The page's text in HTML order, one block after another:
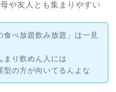
や友人とも集まりやすい
食べ放題飲み放題」は一見
まり飲めん人には
型の方が向いてるんよな